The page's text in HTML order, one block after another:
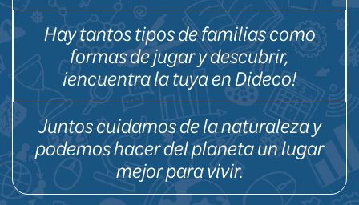
Hay tantos tipos de familias como
formas de jugar y descubrir,
¡encuentra la tuya en Dideco!
Juntos cuidamos de la naturaleza y
podemos hacer del planeta un lugar
mejor para vivir.